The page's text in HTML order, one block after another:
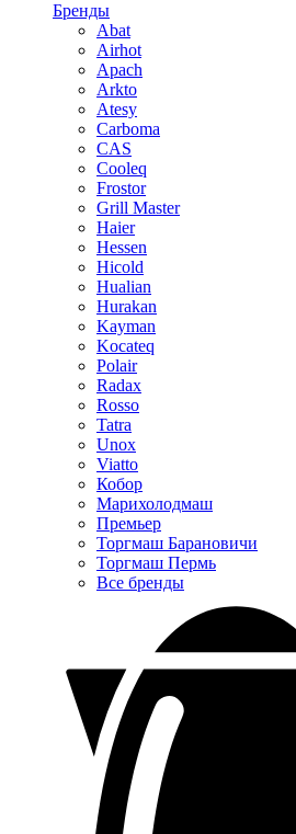
Бренды
Abat
Airhot
Apach
Arkto
Atesy
Carboma
CAS
Cooleq
Frostor
Grill Master
Haier
Hessen
Hicold
Hualian
Hurakan
Kayman
Kocateq
Polair
Radax
Rosso
Tatra
Unox
Viatto
Кобор
Марихолодмаш
Премьер
Торгмаш Барановичи
Торгмаш Пермь
Все бренды